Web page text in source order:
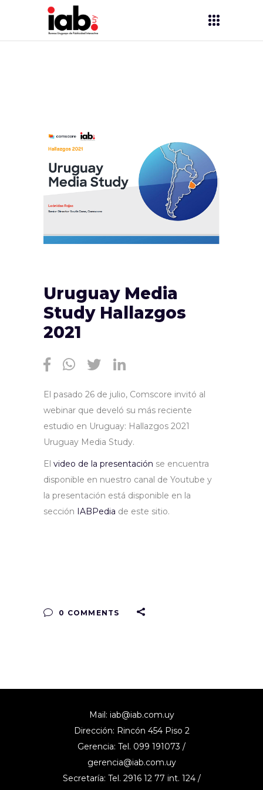
Uruguay Media
Study Hallazgos
2021
El pasado 26 de julio, Comscore invitó al
webinar que develó su más reciente
estudio en Uruguay: Hallazgos 2021
Uruguay Media Study.
El video de la presentación se encuentra
disponible en nuestro canal de Youtube y
la presentación está disponible en la
sección IABPedia de este sitio.
0 COMMENTS
Mail: iab@iab.com.uy
Dirección: Rincón 454 Piso 2
Gerencia: Tel. 099 191073 /
gerencia@iab.com.uy
Secretaría: Tel. 2916 12 77 int. 124 /